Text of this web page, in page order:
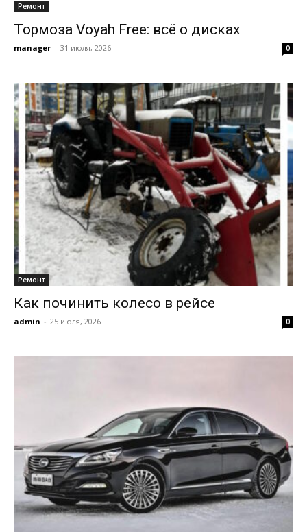
Ремонт
Тормоза Voyah Free: всё о дисках
manager - 31 июля, 2026 0
Ремонт
Как починить колесо в рейсе
admin - 25 июля, 2026 0